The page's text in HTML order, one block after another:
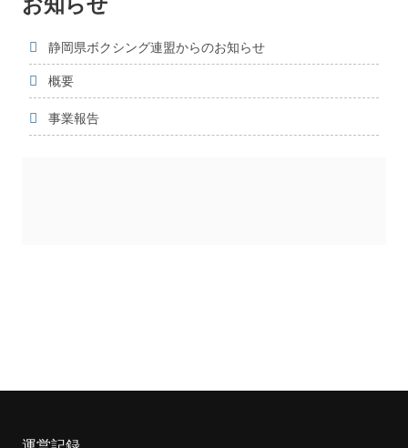
静岡県ボクシング連盟からのお知らせ
概要
事業報告